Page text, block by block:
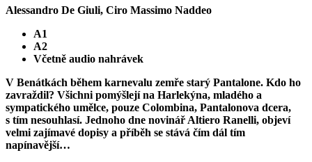
Alessandro De Giuli, Ciro Massimo Naddeo
A1
A2
Včetně audio nahrávek
V Benátkách během karnevalu zemře starý Pantalone. Kdo ho
zavraždil? Všichni pomýšlejí na Harlekýna, mladého a
sympatického umělce, pouze Colombina, Pantalonova dcera,
s tím nesouhlasí. Jednoho dne novinář Altiero Ranelli, objeví
velmi zajímavé dopisy a příběh se stává čím dál tím
napínavější…